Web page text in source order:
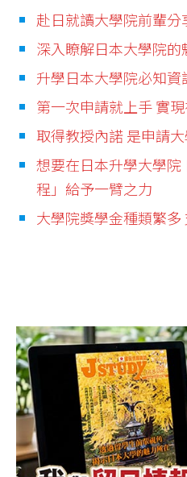
赴日就讀大學院前輩
深入瞭解日本大學院的
升學日本大學院必知資
第一次申請就上手 實
取得教授內諾 是申請
想要在日本升學大學
程」給予一臂之力
大學院獎學金種類繁